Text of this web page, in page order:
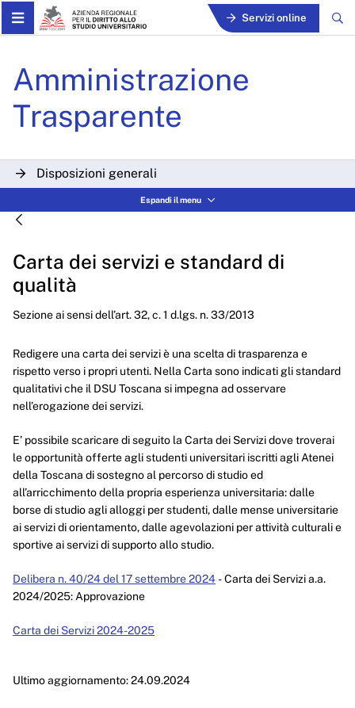
Skip to Main Content Servizi online
Amministrazione
Trasparente
Disposizioni generali
Personale
Enti controllati
Attività e procedimenti
Provvedimenti
Provvedimenti organi indirizzo politico
Provvedimenti dirigenti amministrativi
Controlli sulle imprese
Bandi di gara e contratti
Sovvenzioni, contributi, sussidi, vantaggi economici
Controlli e rilievi sull'amministrazione
Espandi il menu
Carta dei servizi e standard di
qualità
Sezione ai sensi dell’art. 32, c. 1 d.lgs. n. 33/2013
Redigere una carta dei servizi è una scelta di trasparenza e
rispetto verso i propri utenti. Nella Carta sono indicati gli standard
qualitativi che il DSU Toscana si impegna ad osservare
nell’erogazione dei servizi.
E’ possibile scaricare di seguito la Carta dei Servizi dove troverai
le opportunità offerte agli studenti universitari iscritti agli Atenei
della Toscana di sostegno al percorso di studio ed
all’arricchimento della propria esperienza universitaria: dalle
borse di studio agli alloggi per studenti, dalle mense universitarie
ai servizi di orientamento, dalle agevolazioni per attività culturali e
sportive ai servizi di supporto allo studio.
Delibera n. 40/24 del 17 settembre 2024- Carta dei Servizi a.a.
2024/2025: Approvazione
Carta dei Servizi 2024-2025
Ultimo aggiornamento: 24.09.2024